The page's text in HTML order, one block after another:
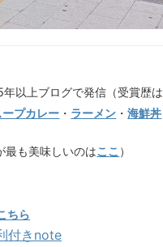
年以上ブログで発信（受賞歴は
ープカレー ・ ラーメン ・海鮮丼
最も美味しいのはここ ）
ちら
付きnote